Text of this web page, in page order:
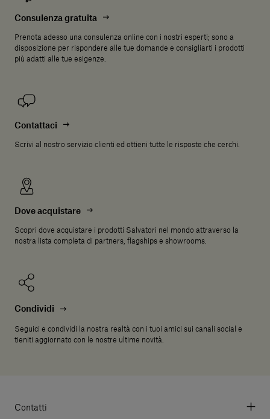
Consulenza gratuita
Prenota adesso una consulenza online con i nostri esperti; sono a
disposizione per rispondere alle tue domande e consigliarti i prodotti
più adatti alle tue esigenze.
Contattaci
Scrivi al nostro servizio clienti ed ottieni tutte le risposte che cerchi.
Dove acquistare
Scopri dove acquistare i prodotti Salvatori nel mondo attraverso la
nostra lista completa di partners, flagships e showrooms.
Condividi
Seguici e condividi la nostra realtà con i tuoi amici sui canali social e
tieniti aggiornato con le nostre ultime novità.
Contatti